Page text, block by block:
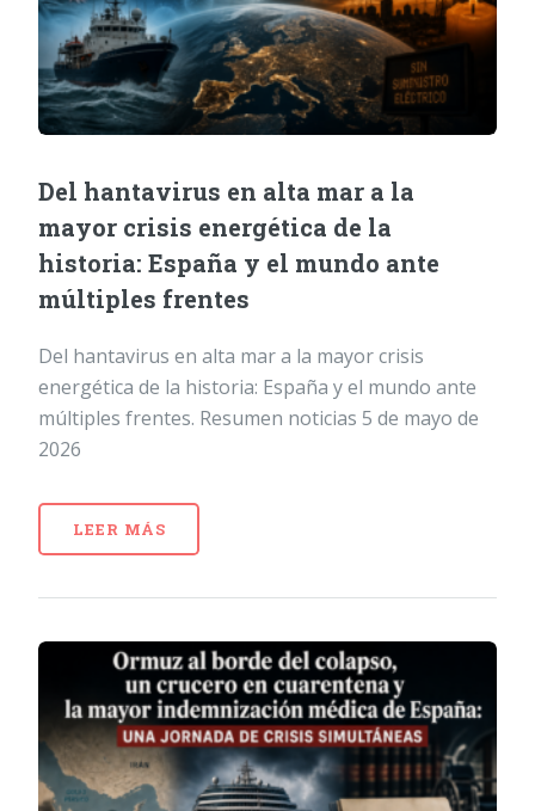
Del hantavirus en alta mar a la
mayor crisis energética de la
historia: España y el mundo ante
múltiples frentes
Del hantavirus en alta mar a la mayor crisis
energética de la historia: España y el mundo ante
múltiples frentes. Resumen noticias 5 de mayo de
2026
LEER MÁS